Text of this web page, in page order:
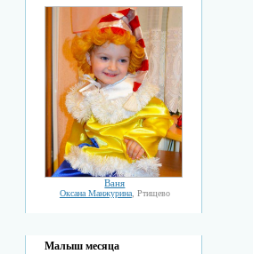
Ваня
Оксана Манжурина, Ртищево
Малыш месяца